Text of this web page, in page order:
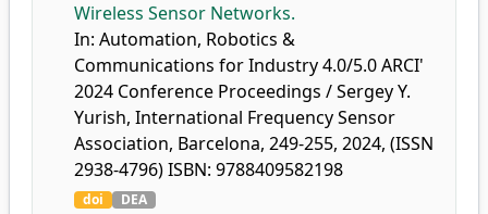
Wireless Sensor Networks.
In: Automation, Robotics &
Communications for Industry 4.0/5.0 ARCI'
2024 Conference Proceedings / Sergey Y.
Yurish, International Frequency Sensor
Association, Barcelona, 249-255, 2024, (ISSN
2938-4796) ISBN: 9788409582198
doi DEA